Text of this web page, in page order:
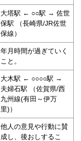
大塔駅 ← ○○駅 → 佐世
保駅 （長崎県/JR佐世
保線）
年月時間が過ぎていく
こと。
大木駅 ← ○○○○駅 →
夫婦石駅 （佐賀県/西
九州線(有田～伊万
里)）
他人の意見や行動に賛
成し、後おしするこ